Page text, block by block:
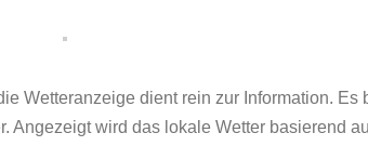
Wetteranzeige dient rein zur Information.
Angezeigt wird das lokale Wetter basierend